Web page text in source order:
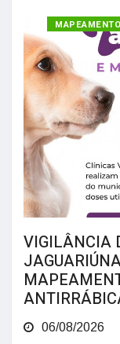
VIGILÂNCIA
06/08/2026